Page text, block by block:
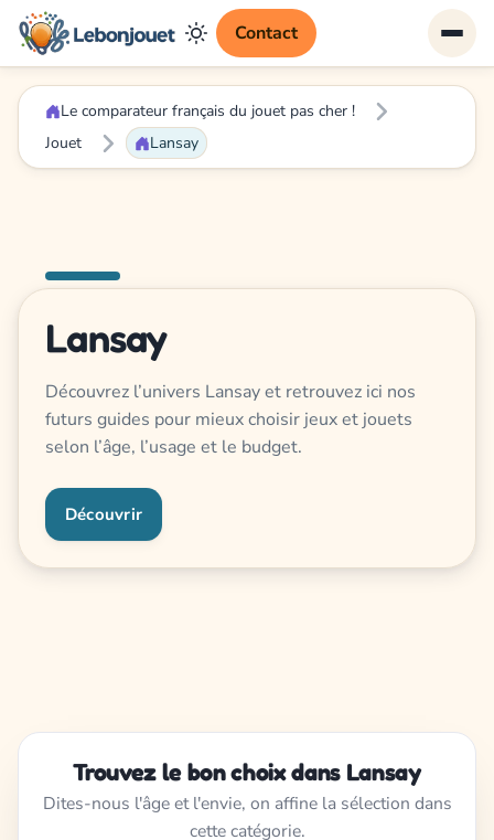
Contact
Le comparateur français du jouet pas cher !
Jouet
Lansay
Lansay
Découvrez l’univers Lansay et retrouvez ici nos
futurs guides pour mieux choisir jeux et jouets
selon l’âge, l’usage et le budget.
Découvrir
Trouvez le bon choix dans Lansay
Dites-nous l'âge et l'envie, on affine la sélection dans
cette catégorie.